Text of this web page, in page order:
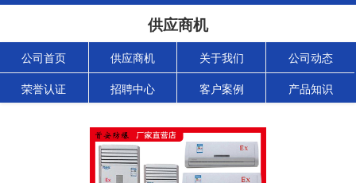
供应商机
公司首页 供应商机 关于我们 公司动态
荣誉认证 招聘中心 客户案例 产品知识